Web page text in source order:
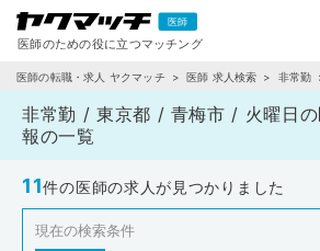
医師の転職・求人 ヤクマッチ 医師 求人検索 非常勤
火曜日
非常勤 / 東京都 / 青梅市 / 火曜日
報の一覧
11件の医師の求人が見つかりました
現在の検索条件